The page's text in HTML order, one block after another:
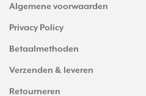
Algemene voorwaarden
Privacy Policy
Betaalmethoden
Verzenden & leveren
Retourneren